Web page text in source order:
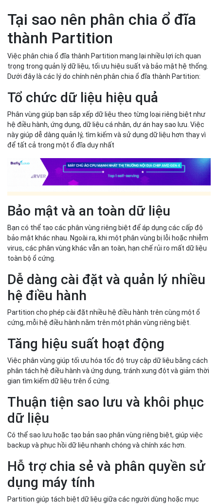
Tại sao nên phân chia ổ đĩa
thành Partition
Việc phân chia ổ đĩa thành Partition mang lại nhiều lợi ích quan
trọng trong quản lý dữ liệu, tối ưu hiệu suất và bảo mật hệ thống.
Dưới đây là các lý do chính nên phân chia ổ đĩa thành Partition:
Tổ chức dữ liệu hiệu quả
Phân vùng giúp bạn sắp xếp dữ liệu theo từng loại riêng biệt như
hệ điều hành, ứng dụng, dữ liệu cá nhân, dự án hay sao lưu. Việc
này giúp dễ dàng quản lý, tìm kiếm và sử dụng dữ liệu hơn thay vì
để tất cả trong một ổ đĩa duy nhất
Bảo mật và an toàn dữ liệu
Bạn có thể tạo các phân vùng riêng biệt để áp dụng các cấp độ
bảo mật khác nhau. Ngoài ra, khi một phân vùng bị lỗi hoặc nhiễm
virus, các phân vùng khác vẫn an toàn, hạn chế rủi ro mất dữ liệu
toàn bộ ổ cứng.
Dễ dàng cài đặt và quản lý nhiều
hệ điều hành
Partition cho phép cài đặt nhiều hệ điều hành trên cùng một ổ
cứng, mỗi hệ điều hành nằm trên một phân vùng riêng biệt.
Tăng hiệu suất hoạt động
Việc phân vùng giúp tối ưu hóa tốc độ truy cập dữ liệu bằng cách
phân tách hệ điều hành và ứng dụng, tránh xung đột và giảm thời
gian tìm kiếm dữ liệu trên ổ cứng.
Thuận tiện sao lưu và khôi phục
dữ liệu
Có thể sao lưu hoặc tạo bản sao phân vùng riêng biệt, giúp việc
backup và phục hồi dữ liệu nhanh chóng và chính xác hơn.
Hỗ trợ chia sẻ và phân quyền sử
dụng máy tính
Partition giúp tách biệt dữ liệu giữa các người dùng hoặc mục